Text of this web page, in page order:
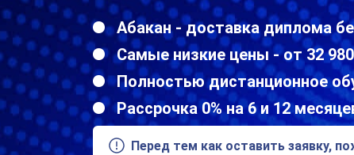
Абакан - доставка диплома
Самые низкие цены - от 32
Полностью дистанционное
Рассрочка 0% на 6 и 12
Перед тем как оставить заявку,